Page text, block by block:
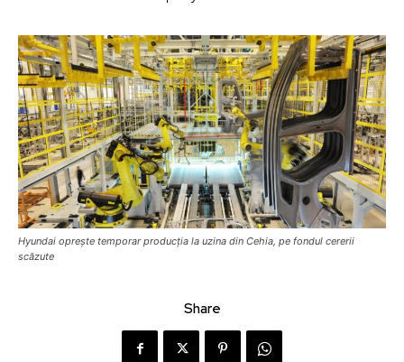
Hyundai oprește temporar producția la uzina din Cehia, pe fondul cererii
scăzute
Share